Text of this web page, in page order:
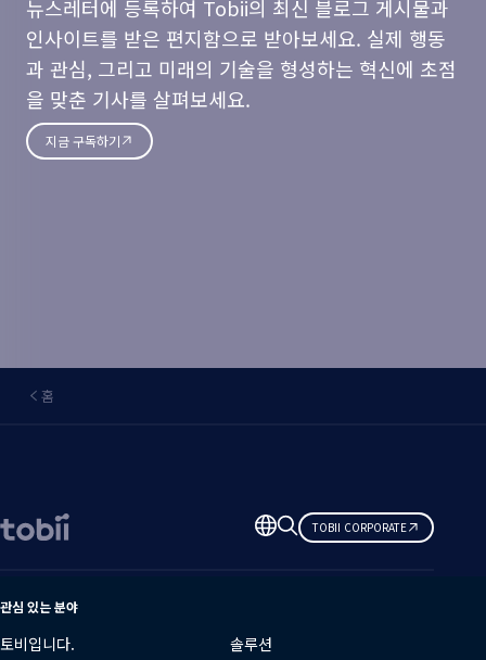
뉴스레터에 등록하여 Tobii의 최신 블로그 게시물과
인사이트를 받은 편지함으로 받아보세요. 실제 행동
과 관심, 그리고 미래의 기술을 형성하는 혁신에 초점
을 맞춘 기사를 살펴보세요.
지금 구독하기
홈
언
어
TOBII CORPORATE
관심 있는 분야
토비입니다.
솔루션